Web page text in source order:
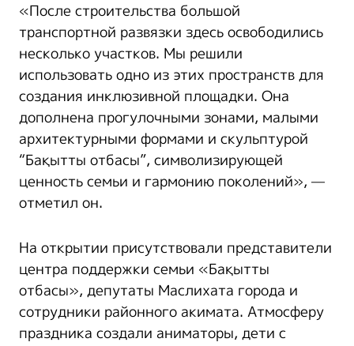
«После строительства большой
транспортной развязки здесь освободились
несколько участков. Мы решили
использовать одно из этих пространств для
создания инклюзивной площадки. Она
дополнена прогулочными зонами, малыми
архитектурными формами и скульптурой
“Бақытты отбасы”, символизирующей
ценность семьи и гармонию поколений», —
отметил он.
На открытии присутствовали представители
центра поддержки семьи «Бақытты
отбасы», депутаты Маслихата города и
сотрудники районного акимата. Атмосферу
праздника создали аниматоры, дети с